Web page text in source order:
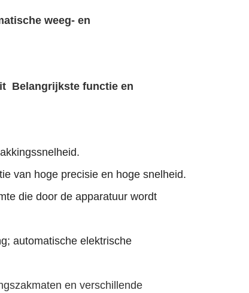
weeg- en
Belangrijkste functie en
van hoge precisie en hoge snelheid.
die door de apparatuur wordt
automatische elektrische
en verschillende